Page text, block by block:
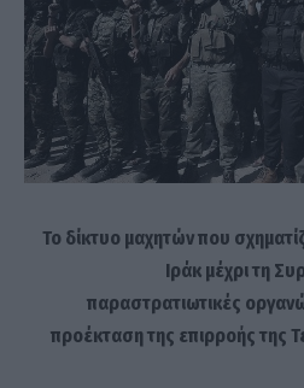
Το δίκτυο μαχητών που
Ιράκ μέχρι τη
παραστρατιωτικές
προέκταση της επιρροής της